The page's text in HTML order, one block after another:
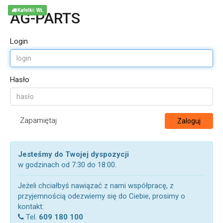
AG-PARTS
Login
Hasło
Zapamiętaj Zaloguj
Jesteśmy do Twojej dyspozycji
w godzinach od 7:30 do 18:00.
Jeżeli chciałbyś nawiązać z nami współpracę, z
przyjemnością odezwiemy się do Ciebie, prosimy o
kontakt:
Tel. 609 180 100
Kafelki: WŁ